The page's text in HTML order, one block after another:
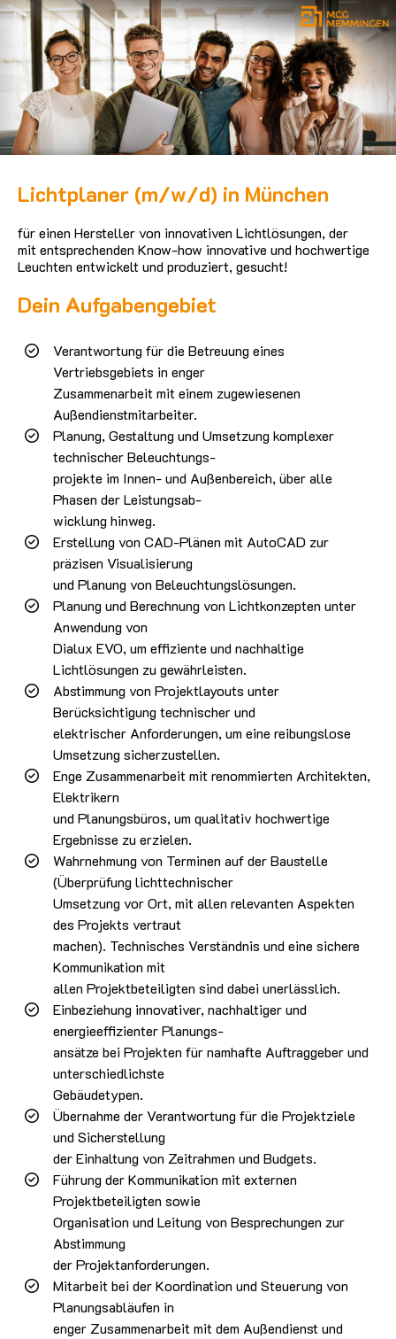
Lichtplaner (m/w/d) in München
für einen Hersteller von innovativen Lichtlösungen, der
mit entsprechenden Know-how innovative und hochwertige
Leuchten entwickelt und produziert, gesucht!
Dein Aufgabengebiet
Verantwortung für die Betreuung eines
Vertriebsgebiets in enger
Zusammenarbeit mit einem zugewiesenen
Außendienstmitarbeiter.
Planung, Gestaltung und Umsetzung komplexer
technischer Beleuchtungs-
projekte im Innen- und Außenbereich, über alle
Phasen der Leistungsab-
wicklung hinweg.
Erstellung von CAD-Plänen mit AutoCAD zur
präzisen Visualisierung
und Planung von Beleuchtungslösungen.
Planung und Berechnung von Lichtkonzepten unter
Anwendung von
Dialux EVO, um effiziente und nachhaltige
Lichtlösungen zu gewährleisten.
Abstimmung von Projektlayouts unter
Berücksichtigung technischer und
elektrischer Anforderungen, um eine reibungslose
Umsetzung sicherzustellen.
Enge Zusammenarbeit mit renommierten Architekten,
Elektrikern
und Planungsbüros, um qualitativ hochwertige
Ergebnisse zu erzielen.
Wahrnehmung von Terminen auf der Baustelle
(Überprüfung lichttechnischer
Umsetzung vor Ort, mit allen relevanten Aspekten
des Projekts vertraut
machen). Technisches Verständnis und eine sichere
Kommunikation mit
allen Projektbeteiligten sind dabei unerlässlich.
Einbeziehung innovativer, nachhaltiger und
energieeffizienter Planungs-
ansätze bei Projekten für namhafte Auftraggeber und
unterschiedlichste
Gebäudetypen.
Übernahme der Verantwortung für die Projektziele
und Sicherstellung
der Einhaltung von Zeitrahmen und Budgets.
Führung der Kommunikation mit externen
Projektbeteiligten sowie
Organisation und Leitung von Besprechungen zur
Abstimmung
der Projektanforderungen.
Mitarbeit bei der Koordination und Steuerung von
Planungsabläufen in
enger Zusammenarbeit mit dem Außendienst und